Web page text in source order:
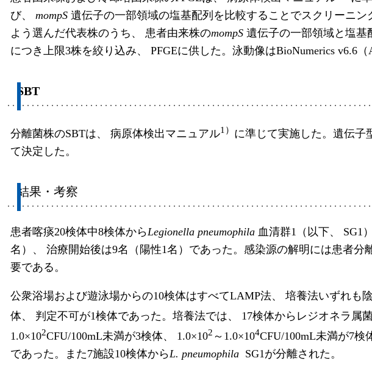
び、 mompS 遺伝子の一部領域の塩基配列を比較することでスクリーニ
よう選んだ代表株のうち、 患者由来株のmompS 遺伝子の一部領域と塩基
につき上限3株を絞り込み、 PFGEに供した。泳動像はBioNumerics v6.6（
SBT
分離菌株のSBTは、 病原体検出マニュアル1） に準じて実施した。遺伝子
て決定した。
結果・考察
患者喀痰20検体中8検体からLegionella pneumophila 血清群1（以下、 SG1
名）、 治療開始後は9名（陽性1名）であった。感染源の解明には患者
要である。
公衆浴場および遊泳場からの10検体はすべてLAMP法、 培養法いずれ
体、 判定不可が1検体であった。培養法では、 17検体からレジオネラ属
1.0×102CFU/100mL未満が3検体、 1.0×102 ～1.0×104CFU/100mL未満が7検
であった。また7施設10検体からL. pneumophila SG1が分離された。